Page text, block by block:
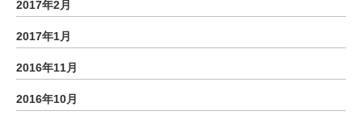
2017年2月
2017年1月
2016年11月
2016年10月